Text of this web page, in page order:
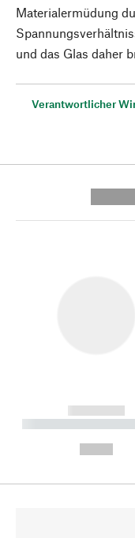
Materialermüdung
und das Glas daher
Verantwortlicher
------------
----------- -----------